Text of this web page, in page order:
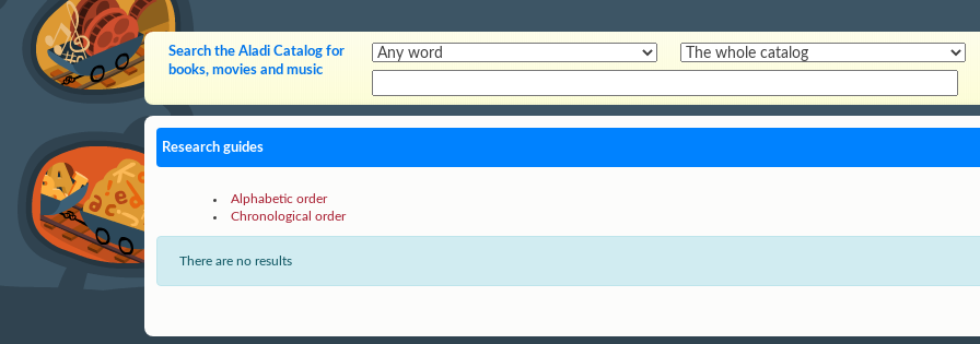
Search the Aladi Catalog for
books, movies and music
Research guides
Alphabetic order
Chronological order
There are no results